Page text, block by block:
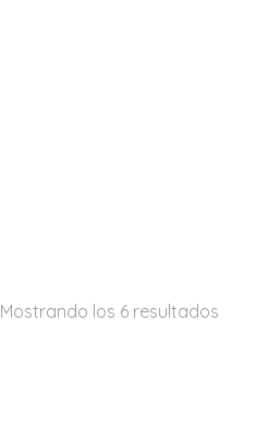
Mostrando los 6 resultados